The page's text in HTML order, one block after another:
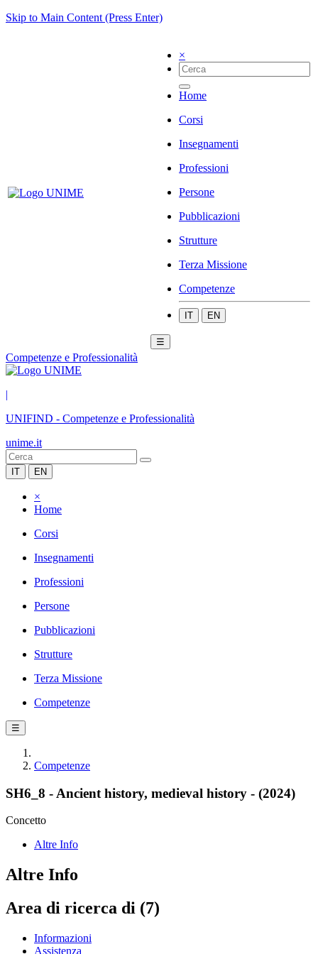
Skip to Main Content (Press Enter)
×
Home
Corsi
Insegnamenti
Professioni
Persone
Pubblicazioni
Strutture
Terza Missione
Competenze
IT EN
☰
Competenze e Professionalità
|
UNIFIND - Competenze e Professionalità
unime.it
IT EN
×
Home
Corsi
Insegnamenti
Professioni
Persone
Pubblicazioni
Strutture
Terza Missione
Competenze
☰
Competenze
SH6_8 - Ancient history, medieval history - (2024)
Concetto
Altre Info
Altre Info
Area di ricerca di (7)
Informazioni
Assistenza